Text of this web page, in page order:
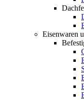
Eisenwaren